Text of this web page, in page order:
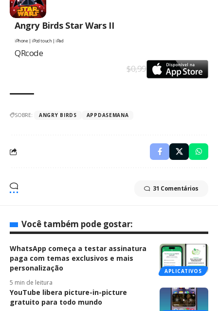
Angry Birds Star Wars II
iPhone | iPod touch | iPad
QRcode
$0,99
SOBRE: ANGRY BIRDS APPDASEMANA
31 Comentários
Você também pode gostar:
APLICATIVOS
WhatsApp começa a testar assinatura
paga com temas exclusivos e mais
personalização
5 min de leitura
YouTube libera picture-in-picture
gratuito para todo mundo